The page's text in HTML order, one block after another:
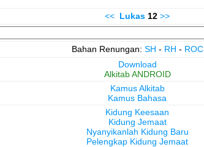
<< Lukas 12 >>
Bahan Renungan: SH - RH - ROC
Download
Alkitab ANDROID
Kamus Alkitab
Kamus Bahasa
Kidung Keesaan
Kidung Jemaat
Nyanyikanlah Kidung Baru
Pelengkap Kidung Jemaat